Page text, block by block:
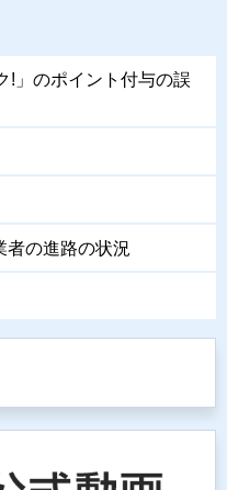
!」のポイント付与の誤
者の進路の状況